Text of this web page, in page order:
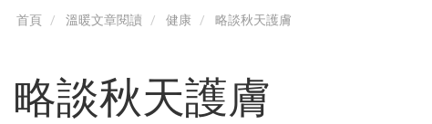
首頁 溫暖文章閱讀 健康 略談秋天護膚
略談秋天護膚